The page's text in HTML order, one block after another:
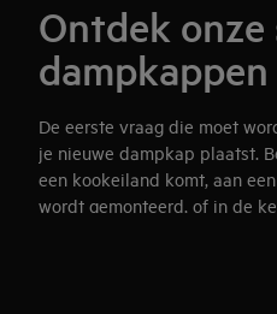
Ontdek
dampkappen
De eerste vraag die moet
je nieuwe dampkap plaatst.
een kookeiland komt, aan
wordt gemonteerd, of in de